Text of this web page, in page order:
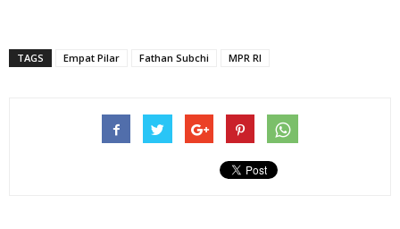
TAGS Empat Pilar Fathan Subchi MPR RI